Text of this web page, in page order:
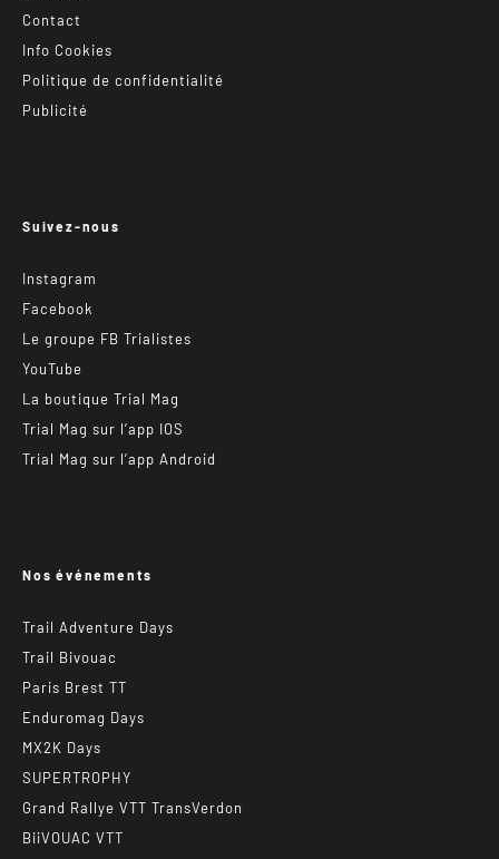
Contact
Info Cookies
Politique de confidentialité
Publicité
Suivez-nous
Instagram
Facebook
Le groupe FB Trialistes
YouTube
La boutique Trial Mag
Trial Mag sur l’app IOS
Trial Mag sur l’app Android
Nos événements
Trail Adventure Days
Trail Bivouac
Paris Brest TT
Enduromag Days
MX2K Days
SUPERTROPHY
Grand Rallye VTT TransVerdon
BiiVOUAC VTT